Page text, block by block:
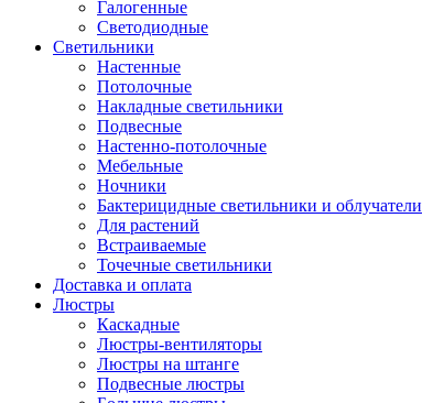
Галогенные
Светодиодные
Светильники
Настенные
Потолочные
Накладные светильники
Подвесные
Настенно-потолочные
Мебельные
Ночники
Бактерицидные светильники и облучатели
Для растений
Встраиваемые
Точечные светильники
Доставка и оплата
Люстры
Каскадные
Люстры-вентиляторы
Люстры на штанге
Подвесные люстры